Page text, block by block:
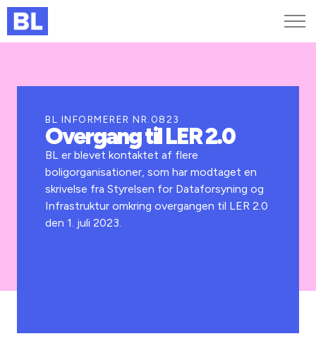
Kurser og arrangementer
Jobportalen
BL INFORMERER NR.0823
Overgang til LER 2.0
BL er blevet kontaktet af flere
boligorganisationer, som har modtaget en
skrivelse fra Styrelsen for Dataforsyning og
Infrastruktur omkring overgangen til LER 2.0
den 1. juli 2023.